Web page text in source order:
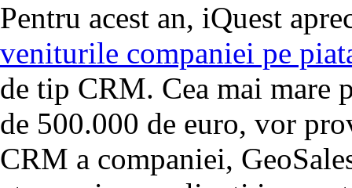
Pentru acest an, iQuest
veniturile companiei pe
de tip CRM. Cea mai mare
de 500.000 de euro, vor
CRM a companiei,